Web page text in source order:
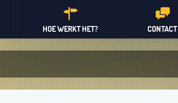
CONTACT
HOE WERKT HET?